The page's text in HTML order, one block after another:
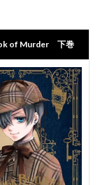
of Murder 下巻